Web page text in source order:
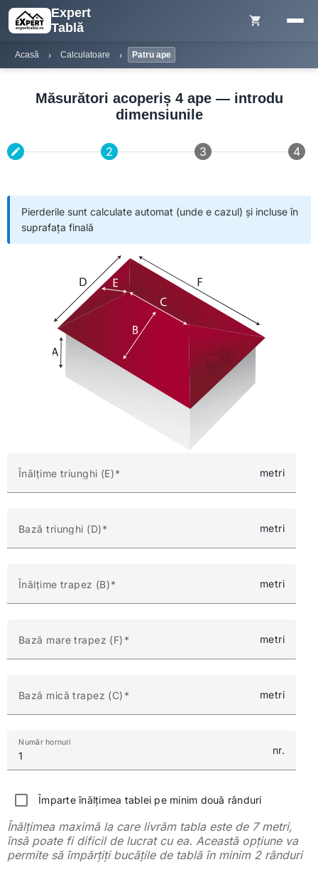
Expert
Tablă
shopping_cart
Acasă Calculatoare Patru ape
Măsurători acoperiș 4 ape — introdu
dimensiunile
Editable
create 2 3 4
Pierderile sunt calculate automat (unde e cazul) și incluse în
suprafața finală
Înălțime triunghi (E) metri
Bază triunghi (D) metri
Înălțime trapez (B) metri
Bază mare trapez (F) metri
Bază mică trapez (C) metri
Număr hornuri
nr.
Împarte înălțimea tablei pe minim două rânduri
Înălțimea maximă la care livrăm tabla este de 7 metri,
însă poate fi dificil de lucrat cu ea. Această opțiune va
permite să împărțiți bucățile de tablă în minim 2 rânduri